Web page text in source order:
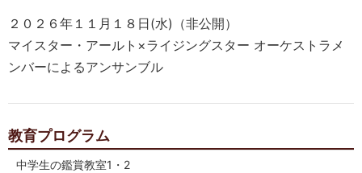
２０２６年１１月１８日(水)（非公開）
マイスター・アールト×ライジングスター オーケストラメ
ンバーによるアンサンブル
教育プログラム
中学生の鑑賞教室1・2